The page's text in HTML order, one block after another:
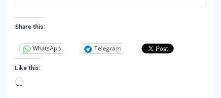
Share this:
WhatsApp Telegram
Like this:
Loading…